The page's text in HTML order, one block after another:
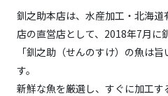
釧之助本店は、水産加工・北海
店の直営店として、2018年7月に
「釧之助（せんのすけ）の魚は
す。
新鮮な魚を厳選し、すぐに加工